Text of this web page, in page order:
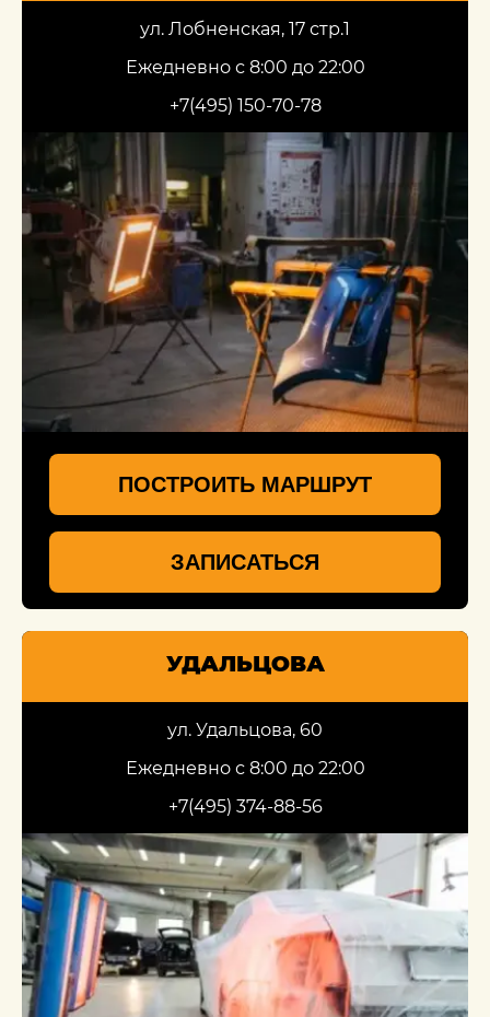
ул. Лобненская, 17 стр.1
Ежедневно с 8:00 до 22:00
+7(495) 150-70-78
ПОСТРОИТЬ МАРШРУТ
ЗАПИСАТЬСЯ
УДАЛЬЦОВА
ул. Удальцова, 60
Ежедневно с 8:00 до 22:00
+7(495) 374-88-56